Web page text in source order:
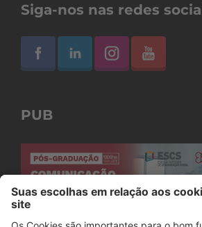
Siga-nos nas redes
PUB